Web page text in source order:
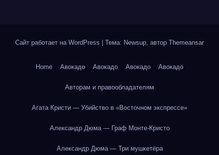
Сайт работает на WordPress Тема: Newsup, автор Themeansar
Home Авокадо Авокадо Авокадо Авокадо
Авторам и правообладателям
Агата Кристи — Убийство в «Восточном экспрессе»
Александр Дюма — Граф Монте-Кристо
Александр Дюма — Три мушкетёра